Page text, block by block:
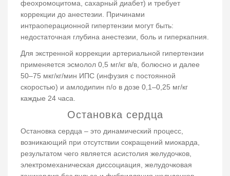
феохромоцитома, сахарный диабет) и требует
коррекции до анестезии. Причинами
интраоперационной гипертензии могут быть:
недостаточная глубина анестезии, боль и гиперкапния.
Для экстренной коррекции артериальной гипертензии
применяется эсмолол 0,5 мг/кг в/в, болюсно и далее
50–75 мкг/кг/мин ИПС (инфузия с постоянной
скоростью) и амлодипин п/о в дозе 0,1–0,25 мг/кг
каждые 24 часа.
Остановка сердца
Остановка сердца – это динамический процесс,
возникающий при отсутствии сокращений миокарда,
результатом чего является асистолия желудочков,
электромеханическая диссоциация, желудочковая